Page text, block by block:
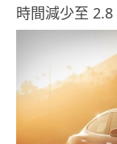
時間減少至